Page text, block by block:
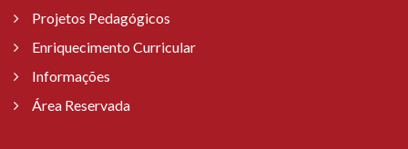
Projetos Pedagógicos
Enriquecimento Curricular
Informações
Área Reservada